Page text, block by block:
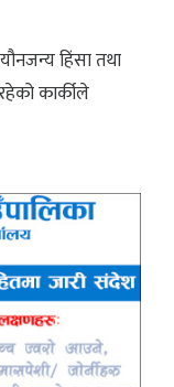
हिंसा तथा
कार्कीले